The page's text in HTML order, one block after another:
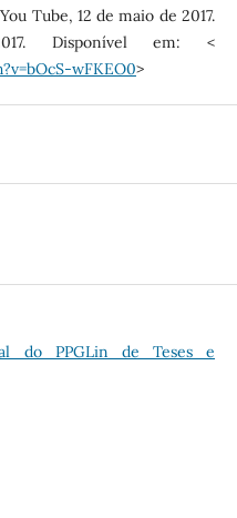
Tube, 12 de maio de 2017.
Disponível em: <
wFKEO0>
do PPGLin de Teses e